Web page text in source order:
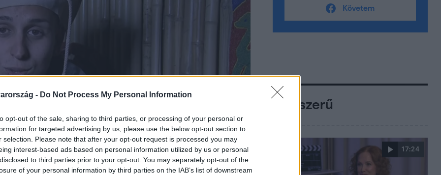
- Do Not Process My Personal Information
opt-out of the sale, sharing to third parties, or processing of your personal or
for targeted advertising by us, please use the below opt-out section to
selection. Please note that after your opt-out request is processed you may
interest-based ads based on personal information utilized by us or personal
to third parties prior to your opt-out. You may separately opt-out of the
of your personal information by third parties on the IAB’s list of downstream
Követem
Népszerű
17:24